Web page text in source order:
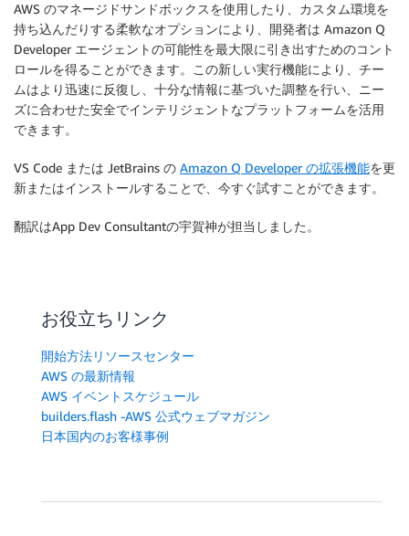
AWS のマネージドサンドボックスを使用したり、カスタム環境を
持ち込んだりする柔軟なオプションにより、開発者は Amazon Q
Developer エージェントの可能性を最大限に引き出すためのコント
ロールを得ることができます。この新しい実行機能により、チー
ムはより迅速に反復し、十分な情報に基づいた調整を行い、ニー
ズに合わせた安全でインテリジェントなプラットフォームを活用
できます。
VS Code または JetBrains の Amazon Q Developer の拡張機能を更
新またはインストールすることで、今すぐ試すことができます。
翻訳はApp Dev Consultantの宇賀神が担当しました。
お役立ちリンク
開始方法リソースセンター
AWS の最新情報
AWS イベントスケジュール
builders.flash -AWS 公式ウェブマガジン
日本国内のお客様事例